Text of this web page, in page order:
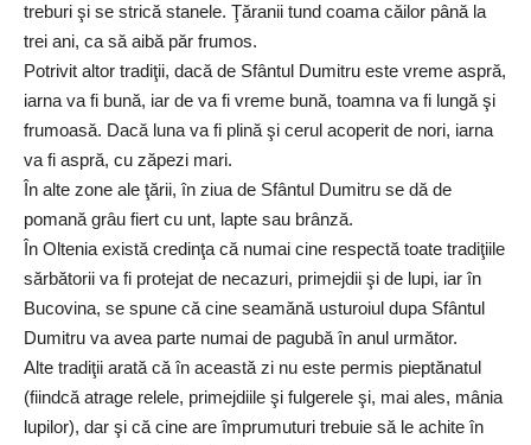
treburi şi se strică stanele. Ţăranii tund coama căilor până la
trei ani, ca să aibă păr frumos.
Potrivit altor tradiţii, dacă de Sfântul Dumitru este vreme aspră,
iarna va fi bună, iar de va fi vreme bună, toamna va fi lungă şi
frumoasă. Dacă luna va fi plină şi cerul acoperit de nori, iarna
va fi aspră, cu zăpezi mari.
În alte zone ale ţării, în ziua de Sfântul Dumitru se dă de
pomană grâu fiert cu unt, lapte sau brânză.
În Oltenia există credinţa că numai cine respectă toate tradiţiile
sărbătorii va fi protejat de necazuri, primejdii şi de lupi, iar în
Bucovina, se spune că cine seamănă usturoiul dupa Sfântul
Dumitru va avea parte numai de pagubă în anul următor.
Alte tradiţii arată că în această zi nu este permis pieptănatul
(fiindcă atrage relele, primejdiile şi fulgerele şi, mai ales, mânia
lupilor), dar şi că cine are împrumuturi trebuie să le achite în